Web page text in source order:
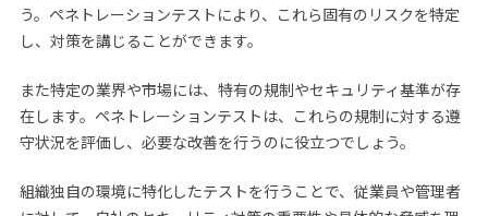
う。ペネトレーションテストにより、これら固有のリスクを特定
し、対策を講じることができます。
また特定の業界や市場には、特有の規制やセキュリティ基準が存
在します。ペネトレーションテストは、これらの規制に対する遵
守状況を評価し、必要な改善を行うのに役立つでしょう。
組織独自の環境に特化したテストを行うことで、従業員や管理者